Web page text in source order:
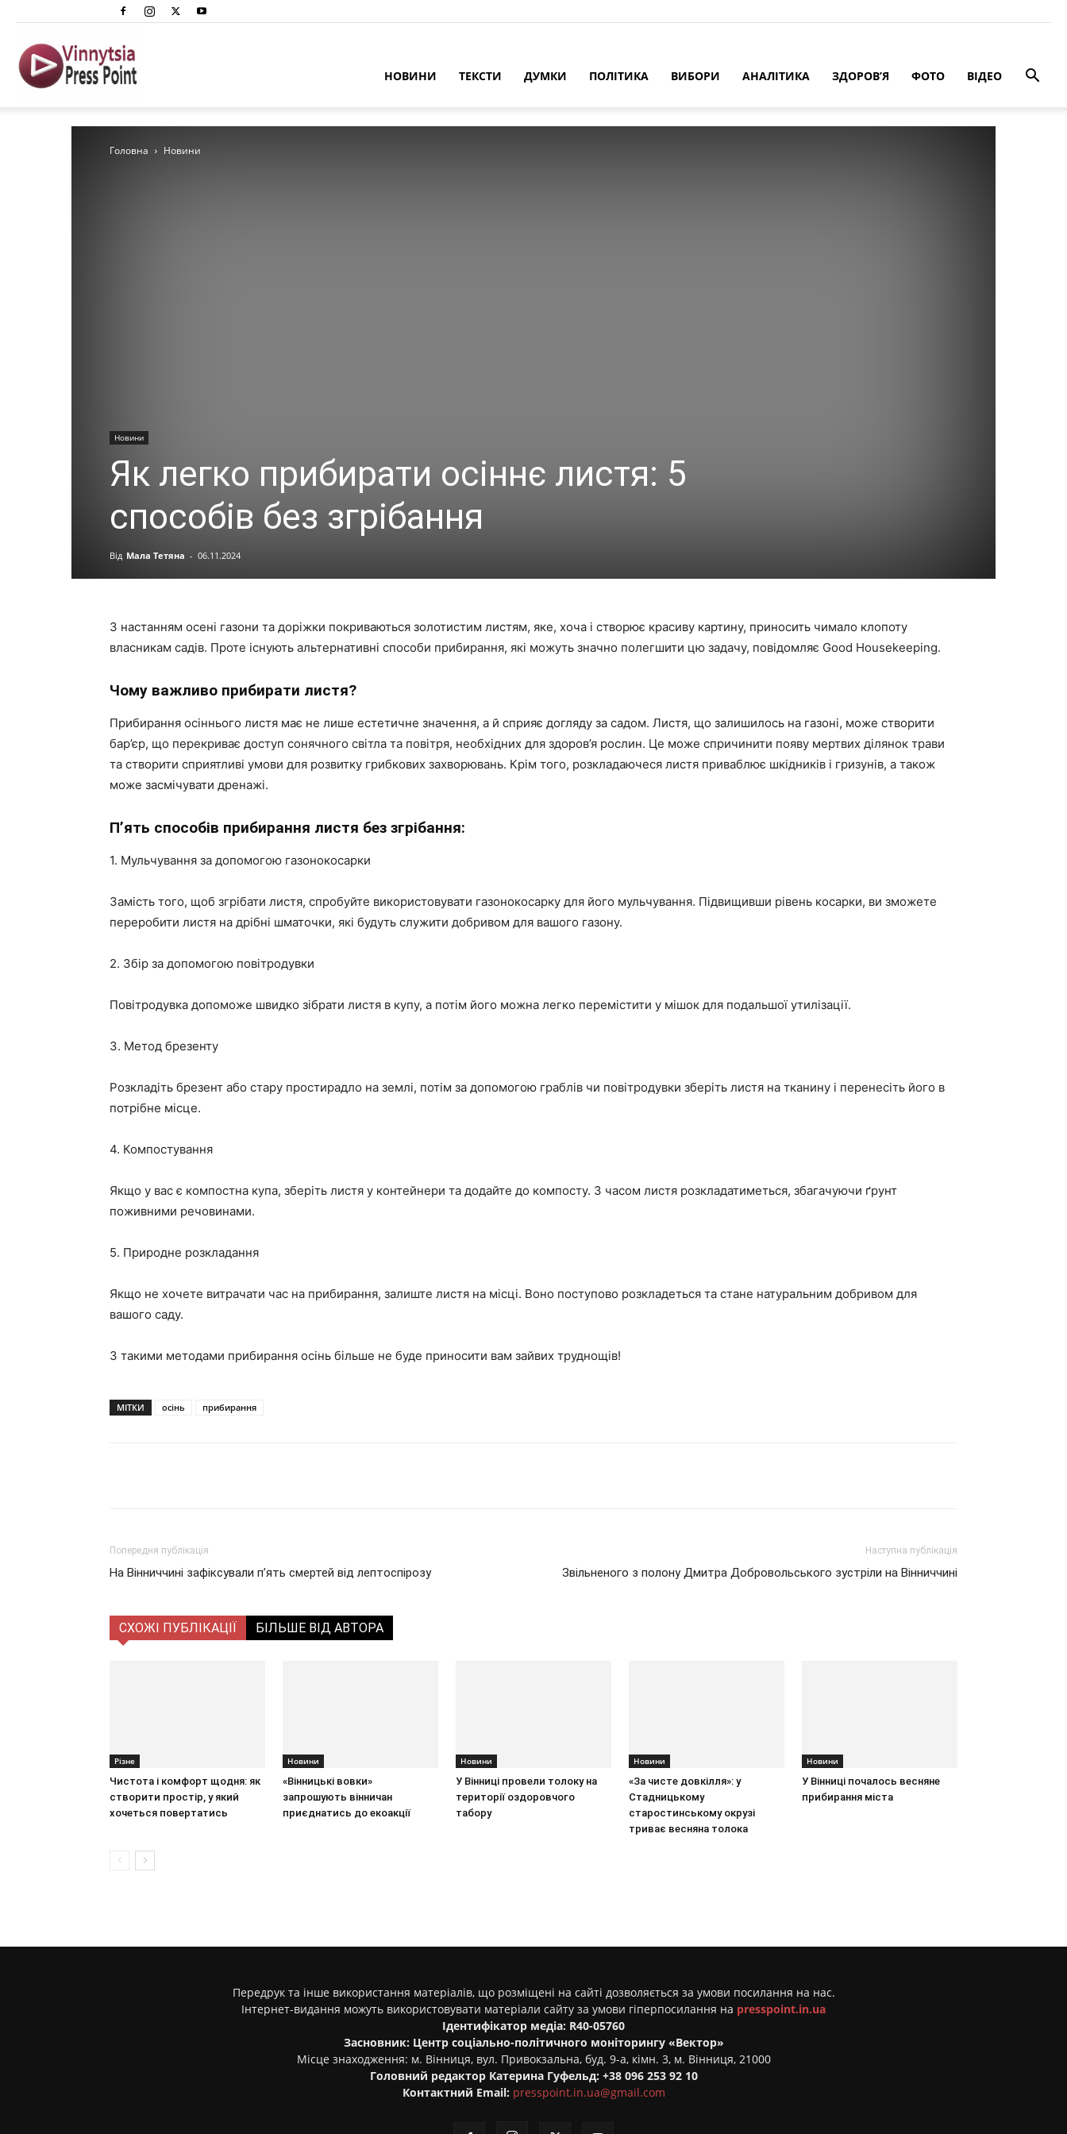
Преспоінт
НОВИНИ ТЕКСТИ ДУМКИ ПОЛІТИКА ВИБОРИ АНАЛІТИКА ЗДОРОВ’Я ФОТО ВІДЕО
Головна Новини
Новини
Як легко прибирати осіннє листя: 5
способів без згрібання
Від Мала Тетяна - 06.11.2024
З настанням осені газони та доріжки покриваються золотистим листям, яке, хоча і створює красиву картину, приносить чимало клопоту
власникам садів. Проте існують альтернативні способи прибирання, які можуть значно полегшити цю задачу, повідомляє Good Housekeeping.
Чому важливо прибирати листя?
Прибирання осіннього листя має не лише естетичне значення, а й сприяє догляду за садом. Листя, що залишилось на газоні, може створити
бар’єр, що перекриває доступ сонячного світла та повітря, необхідних для здоров’я рослин. Це може спричинити появу мертвих ділянок трави
та створити сприятливі умови для розвитку грибкових захворювань. Крім того, розкладаючеся листя приваблює шкідників і гризунів, а також
може засмічувати дренажі.
П’ять способів прибирання листя без згрібання:
1. Мульчування за допомогою газонокосарки
Замість того, щоб згрібати листя, спробуйте використовувати газонокосарку для його мульчування. Підвищивши рівень косарки, ви зможете
переробити листя на дрібні шматочки, які будуть служити добривом для вашого газону.
2. Збір за допомогою повітродувки
Повітродувка допоможе швидко зібрати листя в купу, а потім його можна легко перемістити у мішок для подальшої утилізації.
3. Метод брезенту
Розкладіть брезент або стару простирадло на землі, потім за допомогою граблів чи повітродувки зберіть листя на тканину і перенесіть його в
потрібне місце.
4. Компостування
Якщо у вас є компостна купа, зберіть листя у контейнери та додайте до компосту. З часом листя розкладатиметься, збагачуючи ґрунт
поживними речовинами.
5. Природне розкладання
Якщо не хочете витрачати час на прибирання, залиште листя на місці. Воно поступово розкладеться та стане натуральним добривом для
вашого саду.
З такими методами прибирання осінь більше не буде приносити вам зайвих труднощів!
МІТКИ осінь прибирання
Попередня публікація
На Вінниччині зафіксували п’ять смертей від лептоспірозу
Наступна публікація
Звільненого з полону Дмитра Добровольського зустріли на Вінниччині
СХОЖІ ПУБЛІКАЦІЇ БІЛЬШЕ ВІД АВТОРА
Різне
Чистота і комфорт щодня: як
створити простір, у який
хочеться повертатись
Новини
«Вінницькі вовки»
запрошують вінничан
приєднатись до екоакції
Новини
У Вінниці провели толоку на
території оздоровчого
табору
Новини
«За чисте довкілля»: у
Стадницькому
старостинському окрузі
триває весняна толока
Новини
У Вінниці почалось весняне
прибирання міста
Передрук та інше використання матеріалів, що розміщені на сайті дозволяється за умови посилання на нас.
Інтернет-видання можуть використовувати матеріали сайту за умови гіперпосилання на presspoint.in.ua
Ідентифікатор медіа: R40-05760
Засновник: Центр соціально-політичного моніторингу «Вектор»
Місце знаходження: м. Вінниця, вул. Привокзальна, буд. 9-а, кімн. 3, м. Вінниця, 21000
Головний редактор Катерина Гуфельд: +38 096 253 92 10
Контактний Email: presspoint.in.ua@gmail.com